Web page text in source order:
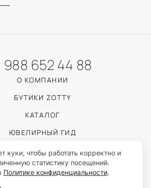
988 652 44 88
О КОМПАНИИ
БУТИКИ ZOTTY
КАТАЛОГ
ЮВЕЛИРНЫЙ ГИД
ПОКУПАТЕЛЯМ
куки, чтобы работать корректно и
статистику посещений.
Политике конфиденциальности.